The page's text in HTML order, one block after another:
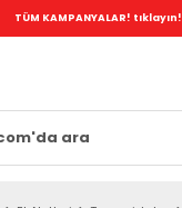
TÜM KAMPANYALAR! tıklayın!